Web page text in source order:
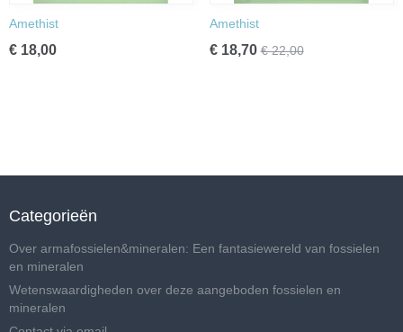
Amethist
€ 18,00
Amethist
€ 18,70 € 22,00
Categorieën
Over armafossielen&mineralen: Een fantasiewereld van fossielen
en mineralen
Wetenswaardigheden over deze aangeboden fossielen en
mineralen